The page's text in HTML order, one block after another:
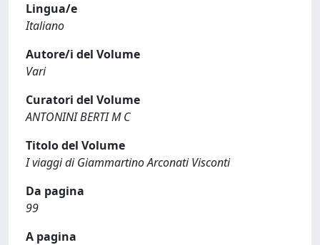
Lingua/e
Italiano
Autore/i del Volume
Vari
Curatori del Volume
ANTONINI BERTI M C
Titolo del Volume
I viaggi di Giammartino Arconati Visconti
Da pagina
99
A pagina